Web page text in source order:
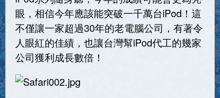
眼，相信今年應該能突破一千萬台iPod！這
不僅讓一家超過30年的老電腦公司，有著令
人眼紅的佳績，也讓台灣幫iPod代工的幾家
公司獲利成長數倍！